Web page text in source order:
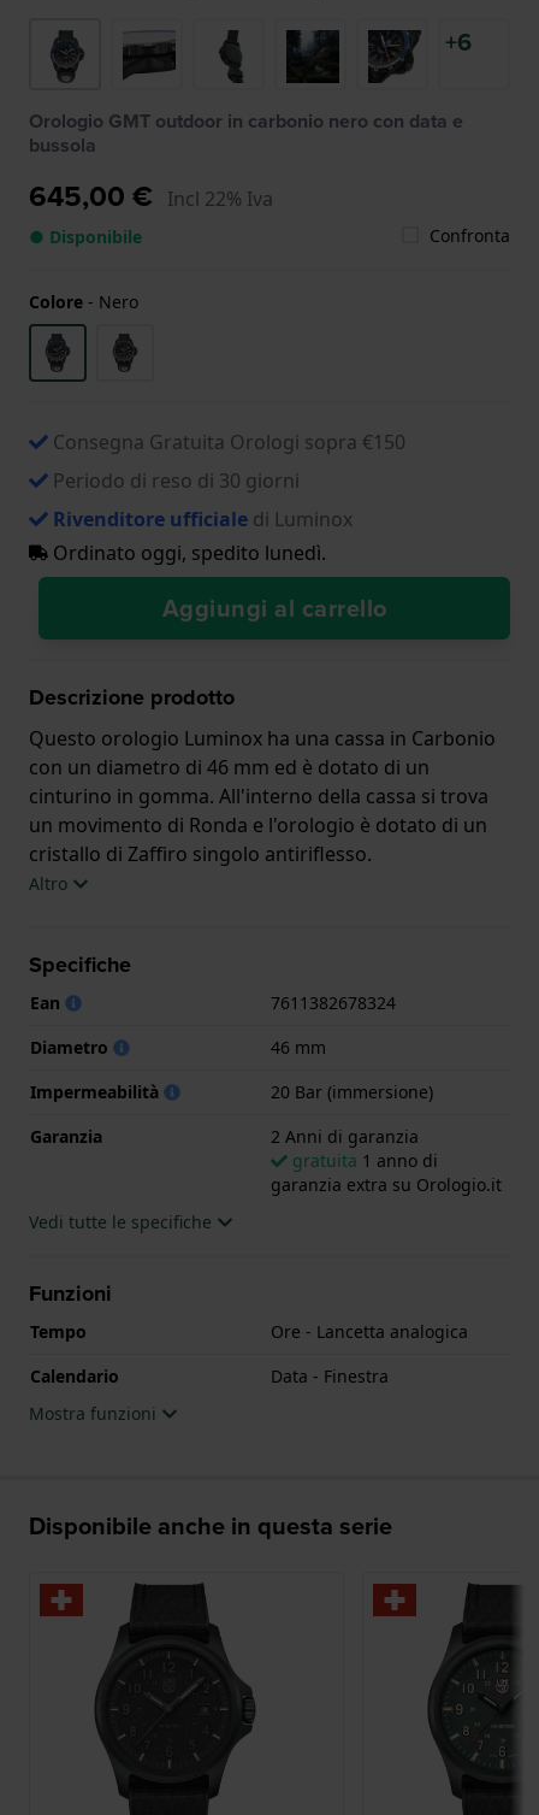
+6
Orologio GMT outdoor in carbonio nero con data e
bussola
645,00 € Incl 22% Iva
● Disponibile Confronta
Colore - Nero
Consegna Gratuita Orologi sopra €150
Periodo di reso di 30 giorni
Rivenditore ufficiale di Luminox
Ordinato oggi, spedito lunedì.
Aggiungi al carrello
Descrizione prodotto
Questo orologio Luminox ha una cassa in Carbonio
con un diametro di 46 mm ed è dotato di un
cinturino in gomma. All'interno della cassa si trova
un movimento di Ronda e l'orologio è dotato di un
cristallo di Zaffiro singolo antiriflesso.
fornito con 2 Anni di garanzia.
Altro
Specifiche
Ean
7611382678324
Diametro
46 mm
Impermeabilità
20 Bar (immersione)
Garanzia
2 Anni di garanzia
gratuita 1 anno di
garanzia extra su Orologio.it
Vedi tutte le specifiche
Funzioni
Tempo
Ore - Lancetta analogica
Calendario
Data - Finestra
Mostra funzioni
Disponibile anche in questa serie